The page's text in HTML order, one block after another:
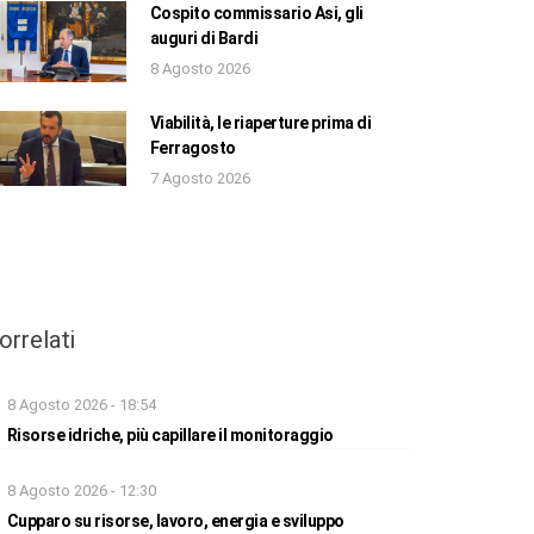
Cospito commissario Asi, gli
auguri di Bardi
8 Agosto 2026
Viabilità, le riaperture prima di
Ferragosto
7 Agosto 2026
8 Agosto 2026 - 18:54
Risorse idriche, più capillare il monitoraggio
8 Agosto 2026 - 12:30
Cupparo su risorse, lavoro, energia e sviluppo